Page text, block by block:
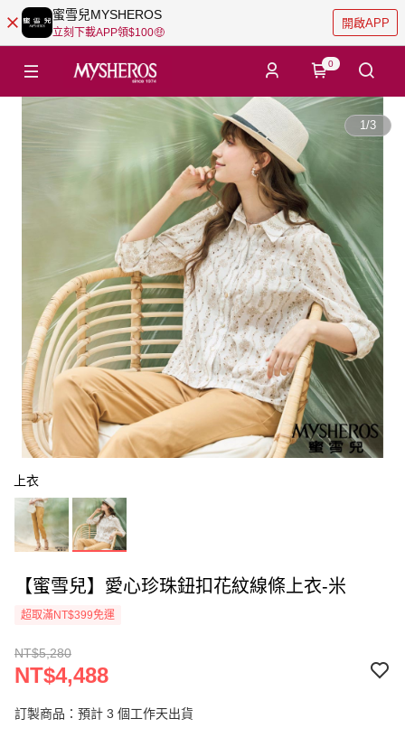
蜜雪兒MYSHEROS
立刻下載APP領$100🤑
開啟APP
0
1/3
上衣
【蜜雪兒】愛心珍珠鈕扣花紋線條上衣-米
超取滿NT$399免運
NT$5,280
NT$4,488
訂製商品：預計 3 個工作天出貨